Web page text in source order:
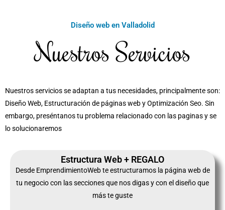
Diseño web en Valladolid
Nuestros Servicios
Nuestros servicios se adaptan a tus necesidades, principalmente son:
Diseño Web, Estructuración de páginas web y Optimización Seo. Sin
embargo, preséntanos tu problema relacionado con las paginas y se
lo solucionaremos
Estructura Web + REGALO
Desde EmprendimientoWeb te estructuramos la página web de
tu negocio con las secciones que nos digas y con el diseño que
más te guste